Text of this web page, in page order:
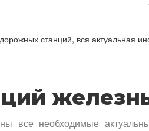
станций, вся актуальная
все необходимые